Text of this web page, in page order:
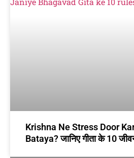
Krishna Ne Stress Door
Bataya? जानिए गीता के 10